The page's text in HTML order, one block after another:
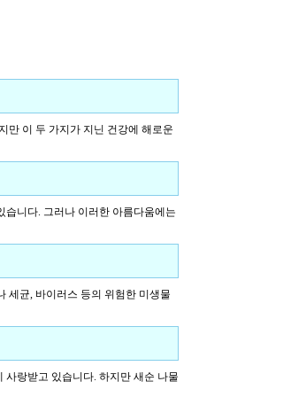
만 이 두 가지가 지닌 건강에 해로운
습니다. 그러나 이러한 아름다움에는
세균, 바이러스 등의 위험한 미생물
랑받고 있습니다. 하지만 새순 나물